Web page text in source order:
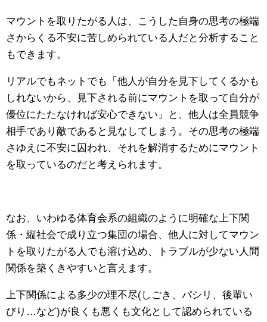
マウントを取りたがる人は、こうした自身の思考の極端
さからくる不安に苦しめられている人だと分析すること
もできます。
リアルでもネットでも「他人が自分を見下してくるかも
しれないから、見下される前にマウントを取って自分が
優位にたたなければ安心できない」と、他人は全員競争
相手であり敵であると見なしてしまう。その思考の極端
さゆえに不安に囚われ、それを解消するためにマウント
を取っているのだと考えられます。
なお、いわゆる体育会系の組織のように明確な上下関
係・縦社会で成り立つ集団の場合、他人に対してマウン
トを取りたがる人でも溶け込め、トラブルが少ない人間
関係を築くきやすいと言えます。
上下関係による多少の理不尽(しごき、パシリ、後輩い
びり…など)が良くも悪くも文化として認められている